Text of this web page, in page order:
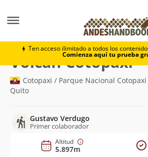
Ten acceso ilimitado a todos los
Comienza aquí tu prueba
Volcán Cotopaxi
Volcán Cotopaxi
Cotopaxi / Parque Nacional
Quito
Gustavo Verdugo
Primer colaborador
Altitud
5.897m